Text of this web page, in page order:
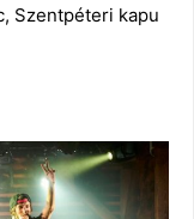
Szentpéteri kapu